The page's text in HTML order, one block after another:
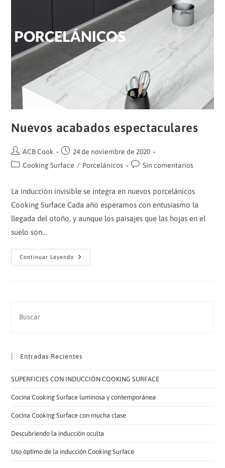
Nuevos acabados espectaculares
Autor
de
ACB Cook
Publicación
de
24 de noviembre de 2020
Categoría
entrada:
Cooking Surface / Porcelánicos
Comentarios
entrada:
Sin comentarios
La inducción invisible se integra en nuevos porcelánicos
Cooking Surface Cada año esperamos con entusiasmo la
llegada del otoño, y aunque los paisajes que las hojas en el
suelo son…
Continuar Leyendo
Nuevos
Acabados
Entradas Recientes
SUPERFICIES CON INDUCCIÓN COOKING SURFACE
Cocina Cooking Surface luminosa y contemporánea
Cocina Cooking Surface con mucha clase
Descubriendo la inducción oculta
Uso óptimo de la inducción Cooking Surface